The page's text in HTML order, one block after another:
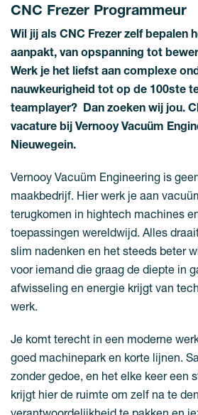
CNC Frezer Programmeur
Wil jij als CNC Frezer zelf bepalen
aanpakt, van opspanning tot
Werk je het liefst aan complexe
nauwkeurigheid tot op de 100ste
teamplayer? Dan zoeken wij jou.
vacature bij Vernooy Vacuüm
Nieuwegein.
Vernooy Vacuüm Engineering is
maakbedrijf. Hier werk je aan
terugkomen in hightech machines
toepassingen wereldwijd. Alles
slim nadenken en het steeds beter
voor iemand die graag de diepte in
afwisseling en energie krijgt van
werk.
Je komt terecht in een moderne
goed machinepark en korte lijnen.
zonder gedoe, en het elke keer een
krijgt hier de ruimte om zelf na te